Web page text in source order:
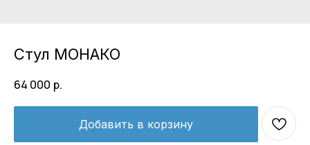
Стул МОНАКО
64 000 р.
Добавить в корзину